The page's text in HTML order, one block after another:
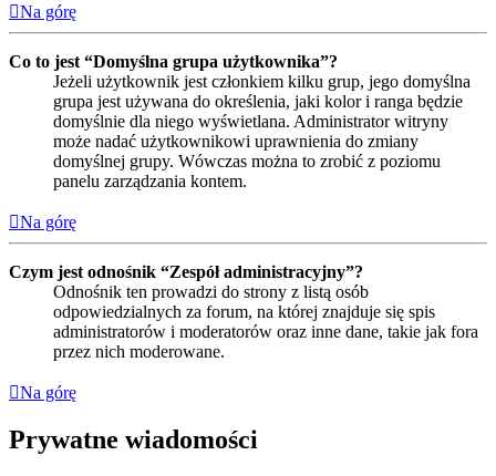
Na górę
Co to jest “Domyślna grupa użytkownika”?
Jeżeli użytkownik jest członkiem kilku grup, jego domyślna
grupa jest używana do określenia, jaki kolor i ranga będzie
domyślnie dla niego wyświetlana. Administrator witryny
może nadać użytkownikowi uprawnienia do zmiany
domyślnej grupy. Wówczas można to zrobić z poziomu
panelu zarządzania kontem.
Na górę
Czym jest odnośnik “Zespół administracyjny”?
Odnośnik ten prowadzi do strony z listą osób
odpowiedzialnych za forum, na której znajduje się spis
administratorów i moderatorów oraz inne dane, takie jak fora
przez nich moderowane.
Na górę
Prywatne wiadomości